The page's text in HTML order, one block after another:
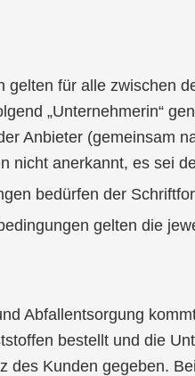
für alle zwischen
„Unternehmerin“
Anbieter (gemeinsam
nicht anerkannt, es sei
bedürfen der
gelten die
Abfallentsorgung
bestellt und die
des Kunden gegeben.